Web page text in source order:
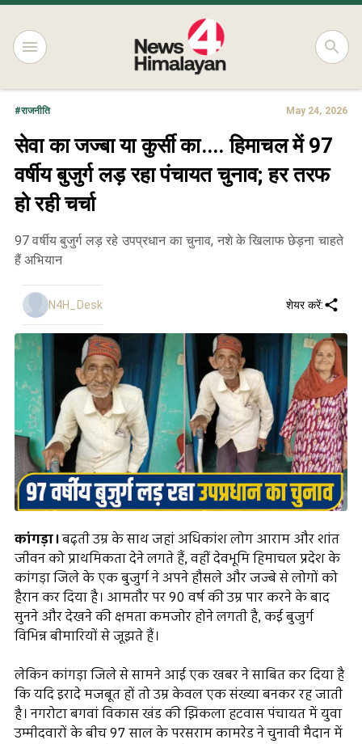
#राजनीति May 24, 2026
सेवा का जज्बा या कुर्सी का.... हिमाचल में 97
वर्षीय बुजुर्ग लड़ रहा पंचायत चुनाव; हर तरफ
हो रही चर्चा
97 वर्षीय बुजुर्ग लड़ रहे उपप्रधान का चुनाव, नशे के खिलाफ छेड़ना चाहते
हैं अभियान
N4H_Desk शेयर करें:
कांगड़ा।बढ़ती उम्र के साथ जहां अधिकांश लोग आराम और शांत
जीवन को प्राथमिकता देने लगते हैं, वहीं देवभूमि हिमाचल प्रदेश के
कांगड़ा जिले के एक बुजुर्ग ने अपने हौसले और जज्बे से लोगों को
हैरान कर दिया है। आमतौर पर 90 वर्ष की उम्र पार करने के बाद
सुनने और देखने की क्षमता कमजोर होने लगती है, कई बुजुर्ग
विभिन्न बीमारियों से जूझते हैं।
लेकिन कांगड़ा जिले से सामने आई एक खबर ने साबित कर दिया है
कि यदि इरादे मजबूत हों तो उम्र केवल एक संख्या बनकर रह जाती
है। नगरोटा बगवां विकास खंड की झिकला हटवास पंचायत में युवा
उम्मीदवारों के बीच 97 साल के परसराम कामरेड ने चुनावी मैदान में